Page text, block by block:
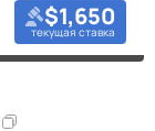
$1,650
текущая ставка